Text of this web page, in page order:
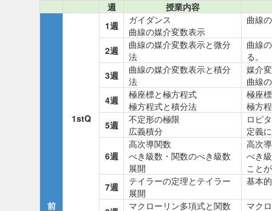
週 授業内容
前
1stQ
1週
ガイダンス
曲線の媒介変数表示
曲線
2週
曲線の媒介変数表示と微分
法
曲線
る。
3週
曲線の媒介変数表示と積分
法
媒介
曲線
4週
極座標と極方程式
極方程式と積分法
極座
極方
5週
不定形の極限
広義積分
ロピ
定義
6週
高次導関数
べき級数・関数のべき級数
展開
高次
べき
こと
7週
テイラーの定理とテイラー
展開
基本
マクローリン多項式と関数
マク